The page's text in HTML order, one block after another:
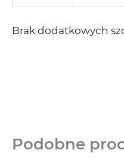
Brak dodatkowych
Podobne